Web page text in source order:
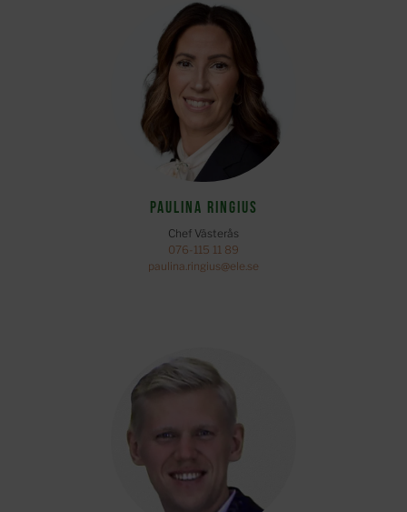
Paulina Ringius
Chef Västerås
076-115 11 89
paulina.ringius@ele.se